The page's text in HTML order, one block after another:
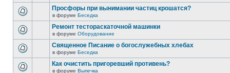
Просфоры при вынимании частиц крошатся?
в форуме Беседка
Ремонт тестораскаточной машинки
в форуме Оборудование
Священное Писание о богослужебных хлебах
в форуме Беседка
Как очистить пригоревший противень?
в форуме Выпечка